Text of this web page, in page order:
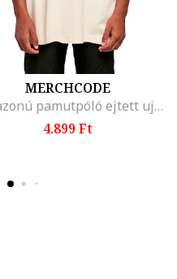
MERCHCODE
Bő fazonú pamutpóló ejtett ujjakkal, Krémszín
4.899 Ft